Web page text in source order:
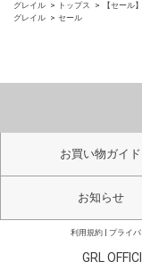
グレイル
トップス
【セール
グレイル
セール
お買い物ガイド
お知らせ
利用規約 プライ
GRL